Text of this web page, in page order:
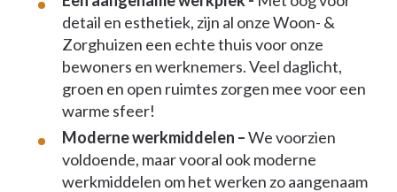
detail en esthetiek, zijn al onze Woon- &
Zorghuizen een echte thuis voor onze
bewoners en werknemers. Veel daglicht,
groen en open ruimtes zorgen mee voor een
warme sfeer!
Moderne werkmiddelen –We voorzien
voldoende, maar vooral ook moderne
werkmiddelen om het werken zo aangenaam